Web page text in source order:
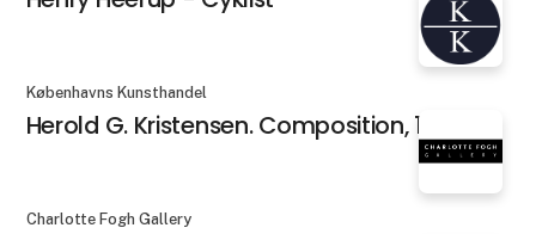
Københavns Kunsthandel
Herold G. Kristensen. Composition, 1984
Charlotte Fogh Gallery